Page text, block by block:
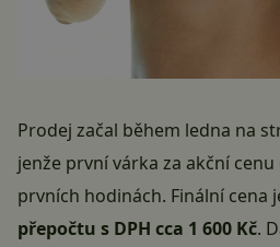
Prodej začal během ledna na
jenže první várka za akční cenu
prvních hodinách. Finální cena
přepočtu s DPH cca 1 600 Kč.